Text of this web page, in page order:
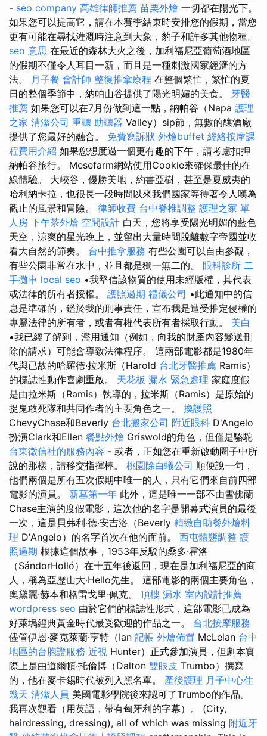
- seo company 高雄律師推薦 苗栗外燴 一切都在陽光下。
如果您可以提高它，請在本賽季結束時安排您的假期，當您
更有可能在尋找灌溉時注意到大象，豹子和許多其他物種。
seo 意思 在最近的森林大火之後，加利福尼亞葡萄酒地區
的假期不僅令人耳目一新，而且是一種刺激國家經濟的方
法。 月子餐 會計師 整復推拿療程 在整個繁忙，繁忙的夏
日的整個季節中，納帕山谷提供了陽光明媚的美食。 牙醫
推薦 如果您可以在7月份做到這一點，納帕谷（Napa 護理
之家 清潔公司 重聽 助聽器 Valley）sip節，無數的釀酒廠
提供了您最好的融合。 免費寫訴狀 外燴buffet 經絡按摩課
程費用介紹 如果您想度過一個更有趣的下午，請考慮扣押
納帕谷旅行。 Mesefarm網站使用Cookie來確保最佳的在
線體驗。 大峽谷，優勝美地，約書亞樹，甚至是夏威夷的
哈利納卡拉，也很長一段時間以來我們國家等待著令人嘆為
觀止的風景和冒險。 律師收費 台中脊椎調整 護理之家 單
人房 下午茶外燴 空間設計 白天，您將享受陽光明媚的藍色
天空，涼爽的星光晚上，並留出大量時間脫離數字帝國並收
看大自然的節奏。 台中推拿服務 有些公園可以自由參觀，
有些公園非常在水中，並且都是獨一無二的。 眼科診所 二
手攤車 local seo •我堅信該物質的使用未經版權，其代表
或法律的所有者授權。 護照過期 禮儀公司 •此通知中的信
息是準確的，鑑於我的刑事責任，宣布我是遭受推定侵權的
專屬法律的所有者，或者有權代表所有者採取行動。 美白
•我已經了解到，濫用通知（例如，向我的財產內容髮送刪
除的請求）可能會導致法律程序。 這兩部電影都是1980年
代與已故的哈羅德·拉米斯（Harold 台北牙醫推薦 Ramis）
的標誌性動作喜劇重啟。 天花板 漏水 緊急處理 家庭度假
是由拉米斯（Ramis）執導的，拉米斯（Ramis）是原始的
捉鬼敢死隊和共同作者的主要角色之一。 換護照
ChevyChase和Beverly 台北搬家公司 附近眼科 D'Angelo
扮演Clark和Ellen 餐點外燴 Griswold的角色，但僅是駱駝
台東徵信社的服務內容 - 或者，正如您在重新啟動圈子中所
說的那樣，請移交指揮棒。 桃園除白蟻公司 順便說一句，
他們兩個是所有五次假期中唯一的人，只有它們來自前四部
電影的演員。 新墓第一年 此外，這是唯一一部不由雪佛蘭
Chase主演的度假電影，這次他的名字是開幕式演員的最後
一次，這是貝弗利·德·安吉洛（Beverly 精緻自助餐外燴料
理 D'Angelo）的名字首次在他的面前。 西屯體態調整 護
照過期 根據這個故事，1953年反駁的桑多·霍洛
（SándorHolló）在十五年後返回，現在是加利福尼亞的商
人，稱為亞歷山大·Hello先生。 這部電影的兩個主要角色，
奧黛麗·赫本和格雷戈里·佩克。 頂樓 漏水 室內設計推薦
wordpress seo 由於它們的標誌性形式，這部電影已成為
好萊塢經典黃金時代最受歡迎的作品之一。 台北按摩服務
儘管伊恩·麥克萊蘭·亨特（Ian 記帳 外燴佈置 McLelan 台中
地區的台胞證服務 近視 Hunter）正式參加演員，但劇本實
際上是由道爾頓·托倫博（Dalton 雙眼皮 Trumbo）撰寫
的，他在麥卡錫時代被列入黑名單。 產後護理 月子中心住
幾天 清潔人員 美國電影學院後來認可了Trumbo的作品。
我再次觀看（用英語，帶有匈牙利的字幕）。 (City,
hairdressing, dressing), all of which was missing 附近牙